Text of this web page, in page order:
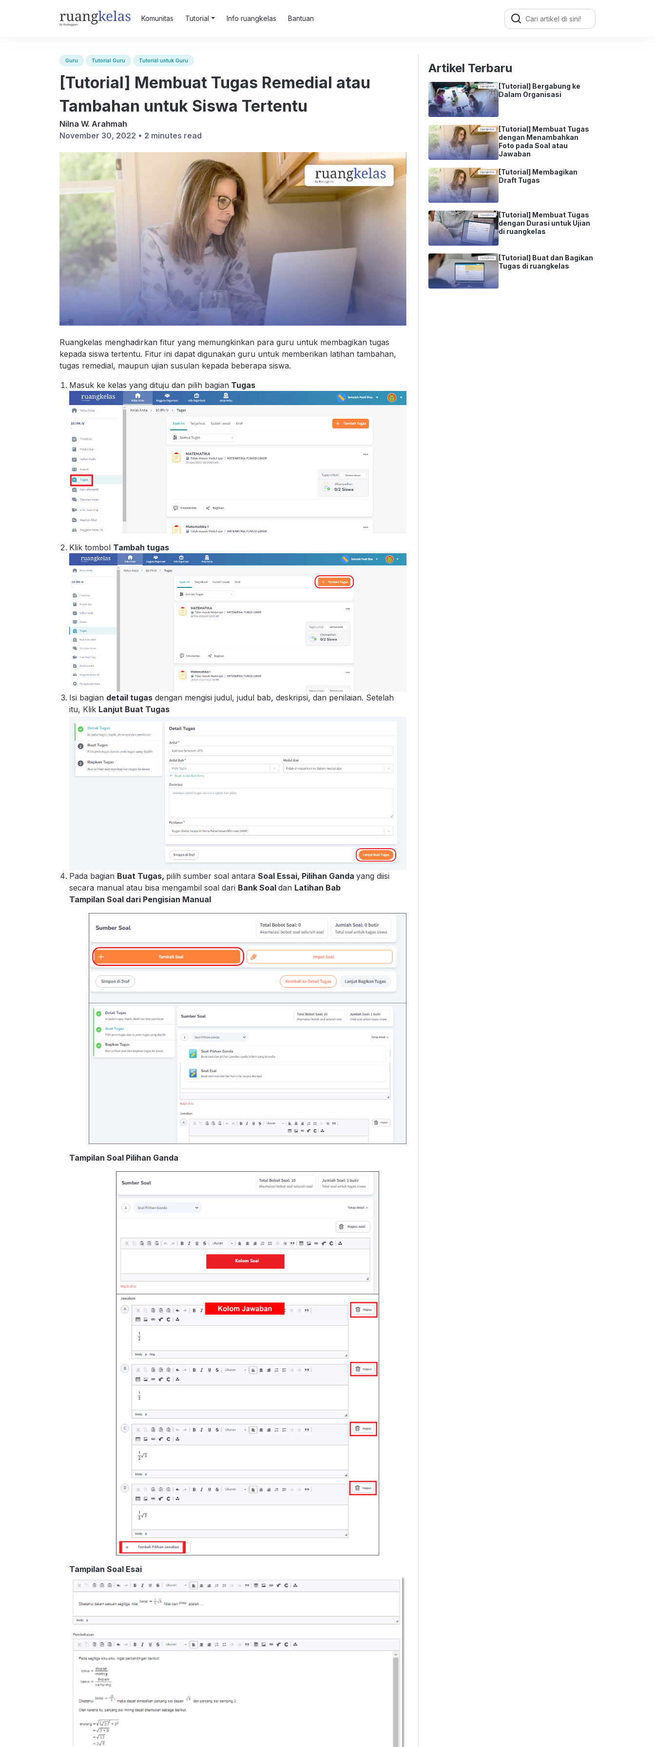
Komunitas Tutorial Info ruangkelas Bantuan
Search
for:
Guru Tutorial Guru Tutorial untuk Guru
[Tutorial] Membuat Tugas Remedial atau
Tambahan untuk Siswa Tertentu
Nilna W. Arahmah
November 30, 2022 • 2 minutes read
Ruangkelas menghadirkan fitur yang memungkinkan para guru untuk membagikan tugas
kepada siswa tertentu. Fitur ini dapat digunakan guru untuk memberikan latihan tambahan,
tugas remedial, maupun ujian susulan kepada beberapa siswa.
Masuk ke kelas yang dituju dan pilih bagian Tugas
Klik tombol Tambah tugas
Isi bagian detail tugas dengan mengisi judul, judul bab, deskripsi, dan penilaian. Setelah
itu, Klik Lanjut Buat Tugas
Pada bagian Buat Tugas, pilih sumber soal antara Soal Essai, Pilihan Ganda yang diisi
secara manual atau bisa mengambil soal dari Bank Soal dan Latihan Bab
Tampilan Soal dari Pengisian Manual
Tampilan Soal Pilihan Ganda
Tampilan Soal Esai
Artikel Terbaru
[Tutorial] Bergabung ke
Dalam Organisasi
[Tutorial] Membuat Tugas
dengan Menambahkan
Foto pada Soal atau
Jawaban
[Tutorial] Membagikan
Draft Tugas
[Tutorial] Membuat Tugas
dengan Durasi untuk Ujian
di ruangkelas
[Tutorial] Buat dan Bagikan
Tugas di ruangkelas